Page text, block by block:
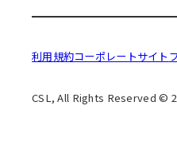
利用規約コーポレートサイト
CSL, All Rights Reserved ©